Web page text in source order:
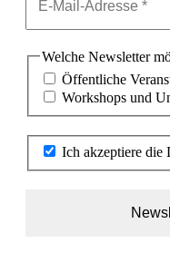
Welche Newsletter
Öffentliche
Workshops und
Ich akzeptiere die